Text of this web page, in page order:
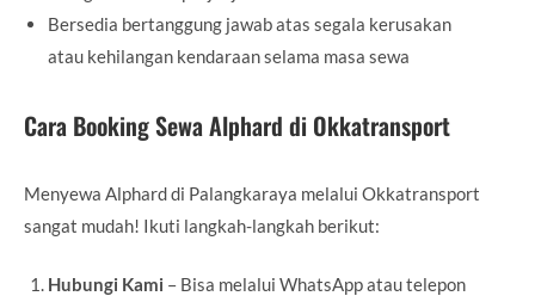
Bersedia bertanggung jawab atas segala kerusakan
atau kehilangan kendaraan selama masa sewa
Cara Booking Sewa Alphard di Okkatransport
Menyewa Alphard di Palangkaraya melalui Okkatransport
sangat mudah! Ikuti langkah-langkah berikut:
Hubungi Kami – Bisa melalui WhatsApp atau telepon